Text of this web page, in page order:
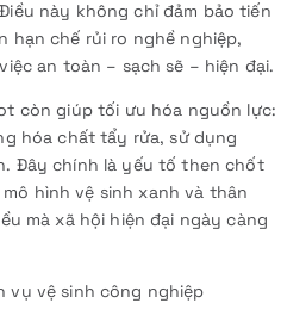
này không chỉ đảm bảo tiến
hạn chế rủi ro nghề nghiệp,
an toàn – sạch sẽ – hiện đại.
còn giúp tối ưu hóa nguồn lực:
hóa chất tẩy rửa, sử dụng
Đây chính là yếu tố then chốt
hình vệ sinh xanh và thân
mà xã hội hiện đại ngày càng
vụ vệ sinh công nghiệp